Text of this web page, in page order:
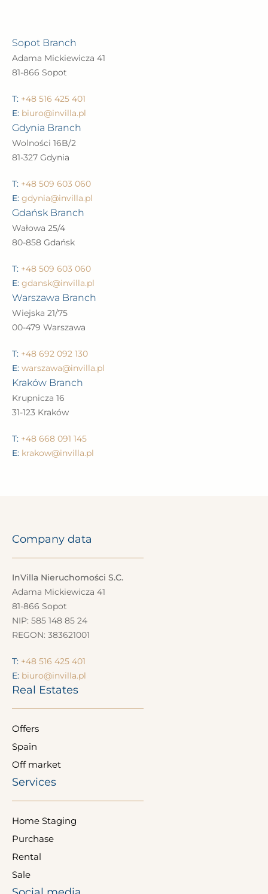
Sopot Branch
Adama Mickiewicza 41
81-866 Sopot
T: +48 516 425 401
E: biuro@invilla.pl
Gdynia Branch
Wolności 16B/2
81-327 Gdynia
T: +48 509 603 060
E: gdynia@invilla.pl
Gdańsk Branch
Wałowa 25/4
80-858 Gdańsk
T: +48 509 603 060
E: gdansk@invilla.pl
Warszawa Branch
Wiejska 21/75
00-479 Warszawa
T: +48 692 092 130
E: warszawa@invilla.pl
Kraków Branch
Krupnicza 16
31-123 Kraków
T: +48 668 091 145
E: krakow@invilla.pl
Company data
InVilla Nieruchomości S.C.
Adama Mickiewicza 41
81-866 Sopot
NIP: 585 148 85 24
REGON: 383621001
T: +48 516 425 401
E: biuro@invilla.pl
Real Estates
Offers
Spain
Off market
Services
Home Staging
Purchase
Rental
Sale